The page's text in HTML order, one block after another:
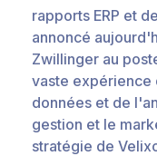
rapports ERP et
annoncé
Zwillinger au
vaste expérience
données et de
gestion et le
stratégie de